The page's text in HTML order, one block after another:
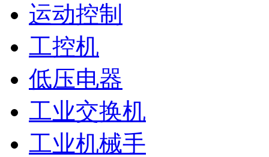
运动控制
工控机
低压电器
工业交换机
工业机械手